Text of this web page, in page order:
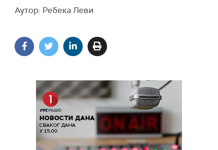
Аутор: Ребека Леви